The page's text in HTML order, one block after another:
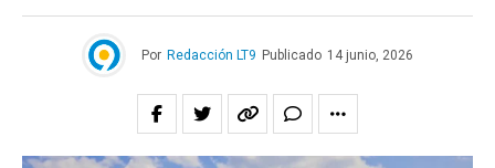
Por Redacción LT9 Publicado 14 junio, 2026